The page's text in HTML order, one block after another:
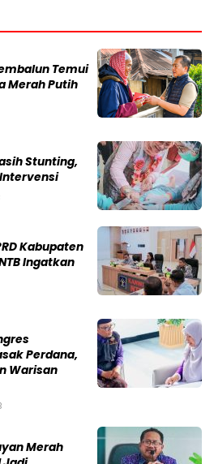
Temui
Merah Putih
Stunting,
Kabupaten
Ingatkan
Perdana,
Warisan
Merah